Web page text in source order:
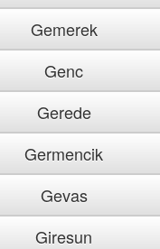
Gemerek
Genc
Gerede
Germencik
Gevas
Giresun